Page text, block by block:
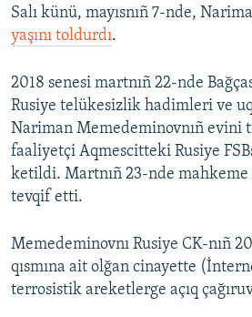
Salı künü, mayısnıñ 7-nde,
yaşını toldurdı.
2018 senesi martnıñ 22-nde
Rusiye telükesizlik hadimleri ve
Nariman Memedeminovnıñ evini
faaliyetçi Aqmescitteki Rusiye
ketildi. Martnıñ 23-nde mahkeme
tevqif etti.
Memedeminovnı Rusiye CK-nıñ
qısmına ait olğan cinayette
terrosistik areketlerge açıq